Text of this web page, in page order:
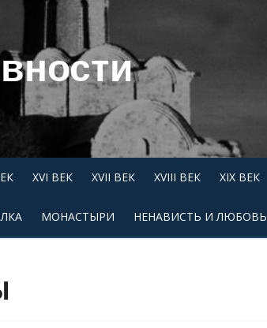
XVI ВЕК XVII ВЕК XVIII ВЕК XIX ВЕК
МОНАСТЫРИ НЕНАВИСТЬ И ЛЮБОВЬ